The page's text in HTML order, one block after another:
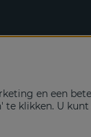
en een
te klikken. U